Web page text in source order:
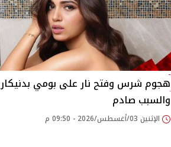
هجوم شرس وفتح نار على بومي بدنيكار
والسبب صادم
الإثنين 03/أغسطس/2026 - 09:50 م